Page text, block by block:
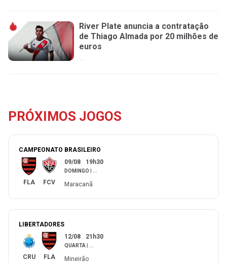
River Plate anuncia a contratação
de Thiago Almada por 20 milhões de
euros
...
PRÓXIMOS JOGOS
CAMPEONATO BRASILEIRO
FLA FCV
09/08 19h30
DOMINGO
Maracanã
LIBERTADORES
CRU FLA
12/08 21h30
QUARTA
Mineirão